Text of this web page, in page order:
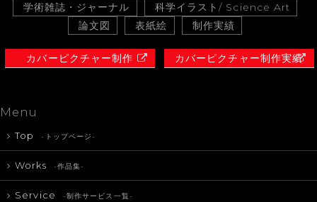
学術雑誌・ジャーナル
科学イラスト/ Science Art
論文図
表紙絵 制作実績
カバーピクチャー制作 カバーピクチャー制作実績
Menu
Top -トップページ-
Works -作品集-
Service -制作サービス一覧-